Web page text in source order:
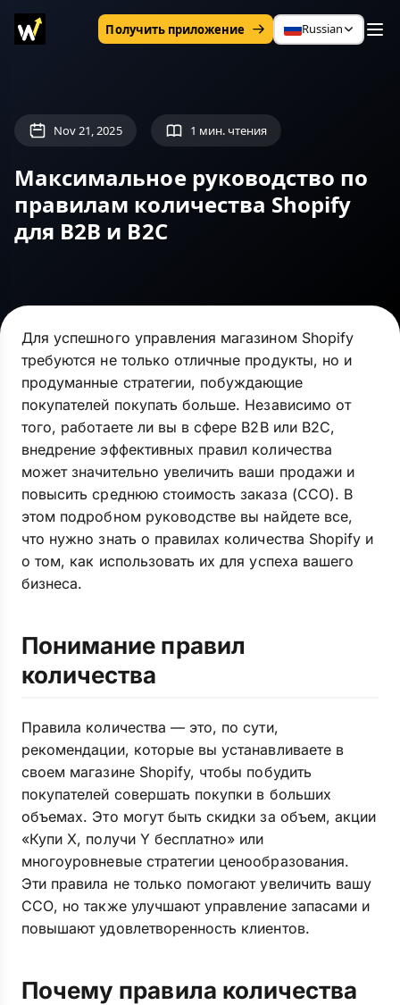
Получить приложение Russian
Nov 21, 2025 1 мин. чтения
Максимальное руководство по
правилам количества Shopify
для B2B и B2C
Для успешного управления магазином Shopify
требуются не только отличные продукты, но и
продуманные стратегии, побуждающие
покупателей покупать больше. Независимо от
того, работаете ли вы в сфере B2B или B2C,
внедрение эффективных правил количества
может значительно увеличить ваши продажи и
повысить среднюю стоимость заказа (ССО). В
этом подробном руководстве вы найдете все,
что нужно знать о правилах количества Shopify и
о том, как использовать их для успеха вашего
бизнеса.
Понимание правил
количества
Правила количества — это, по сути,
рекомендации, которые вы устанавливаете в
своем магазине Shopify, чтобы побудить
покупателей совершать покупки в больших
объемах. Это могут быть скидки за объем, акции
«Купи X, получи Y бесплатно» или
многоуровневые стратегии ценообразования.
Эти правила не только помогают увеличить вашу
ССО, но также улучшают управление запасами и
повышают удовлетворенность клиентов.
Почему правила количества